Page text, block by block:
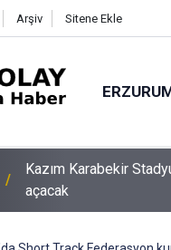
Arşiv Sitene Ekle
ETSO ve İSO mesleki